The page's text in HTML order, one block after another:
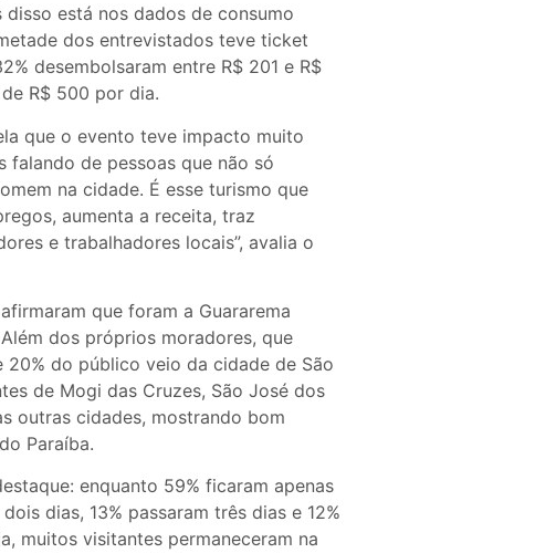
está nos dados de consumo
dos entrevistados teve ticket
desembolsaram entre R$ 201 e R$
R$ 500 por dia.
que o evento teve impacto muito
falando de pessoas que não só
na cidade. É esse turismo que
aumenta a receita, traz
e trabalhadores locais”, avalia o
que foram a Guararema
dos próprios moradores, que
do público veio da cidade de São
de Mogi das Cruzes, São José dos
outras cidades, mostrando bom
Paraíba.
enquanto 59% ficaram apenas
dias, 13% passaram três dias e 12%
muitos visitantes permaneceram na